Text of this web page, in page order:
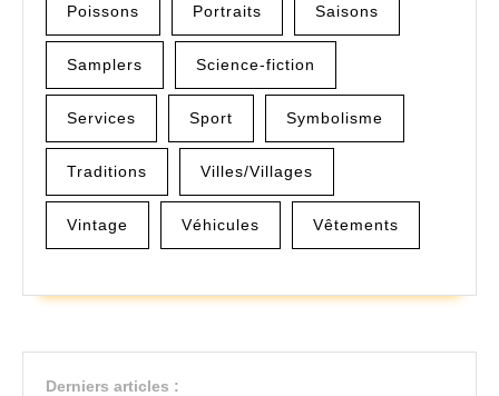
Poissons Portraits Saisons
Samplers Science-fiction
Services Sport Symbolisme
Traditions Villes/Villages
Vintage Véhicules Vêtements
Derniers articles :